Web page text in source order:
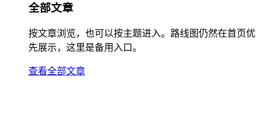
全部文章
按文章浏览，也可以按主题进入。路线图仍然在首页优
先展示，这里是备用入口。
查看全部文章